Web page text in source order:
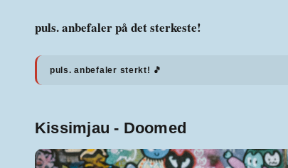
puls. anbefaler på det sterkeste!
puls. anbefaler sterkt! 🎵
Kissimjau - Doomed